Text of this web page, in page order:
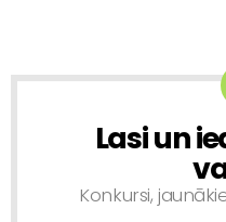
NEWSLETTER
Lasi un
Konkursi,